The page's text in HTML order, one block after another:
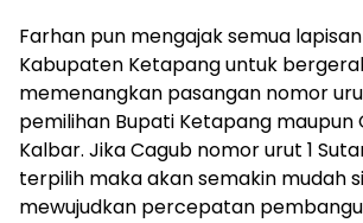
Farhan pun mengajak semua
Kabupaten Ketapang untuk
memenangkan pasangan nomor
pemilihan Bupati Ketapang maupun
Kalbar. Jika Cagub nomor urut 1
terpilih maka akan semakin mudah
mewujudkan percepatan